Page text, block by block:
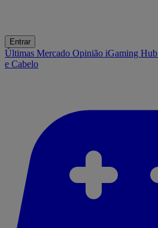
Entrar
Últimas Mercado Opinião iGaming Hub
e Cabelo